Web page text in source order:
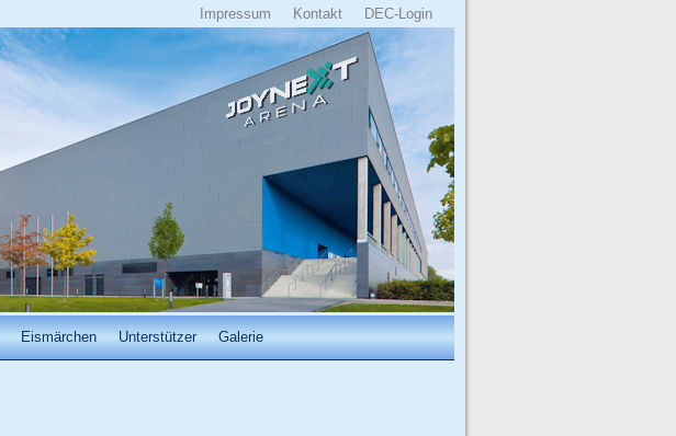
DEC-Login
Kontakt
Impressum
Eismärchen Unterstützer Galerie